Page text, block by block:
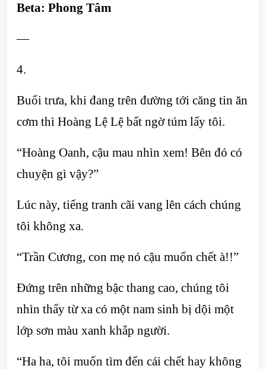
Beta: Phong Tâm
—
4.
Buổi trưa, khi đang trên đường tới căng tin ăn
cơm thì Hoàng Lệ Lệ bất ngờ túm lấy tôi.
“Hoàng Oanh, cậu mau nhìn xem! Bên đó có
chuyện gì vậy?”
Lúc này, tiếng tranh cãi vang lên cách chúng
tôi không xa.
“Trần Cương, con mẹ nó cậu muốn chết à!!”
Đứng trên những bậc thang cao, chúng tôi
nhìn thấy từ xa có một nam sinh bị dội một
lớp sơn màu xanh khắp người.
“Ha ha, tôi muốn tìm đến cái chết hay không